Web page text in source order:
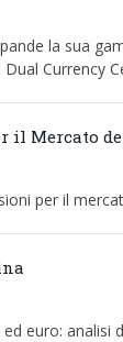
la sua
Currency
il Mercato
per il
euro: analisi